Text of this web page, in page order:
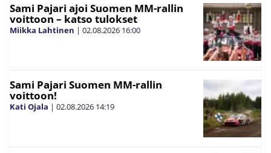
Sami Pajari ajoi Suomen MM-rallin
voittoon – katso tulokset
Miikka Lahtinen | 02.08.2026 16:00
Sami Pajari Suomen MM-rallin
voittoon!
Kati Ojala | 02.08.2026 14:19